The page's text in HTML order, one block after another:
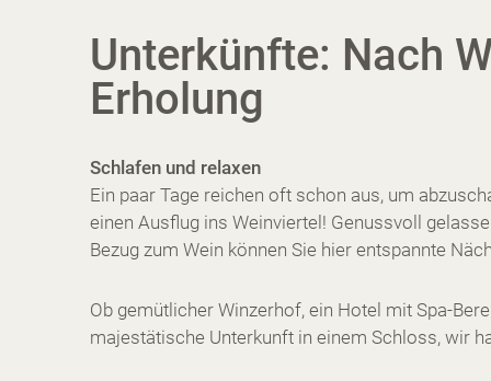
Unterkünfte: Nach
Erholung
Schlafen und relaxen
Ein paar Tage reichen oft schon aus, um
einen Ausflug ins Weinviertel! Genussvoll
Bezug zum Wein können Sie hier entspannte
Ob gemütlicher Winzerhof, ein Hotel mit Spa-
majestätische Unterkunft in einem Schloss, wir